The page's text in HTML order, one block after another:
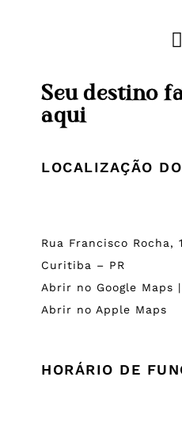
Seu destino
aqui
LOCALIZAÇÃO
Rua Francisco Rocha,
Curitiba – PR
Abrir no Google Maps
Abrir no Apple Maps
HORÁRIO DE